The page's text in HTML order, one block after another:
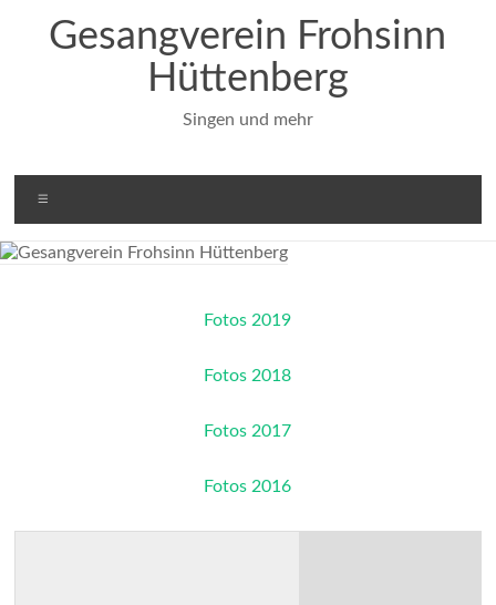
springenGesangverein Frohsinn
Hüttenberg
Singen und mehr
Fotos 2019
Fotos 2018
Fotos 2017
Fotos 2016